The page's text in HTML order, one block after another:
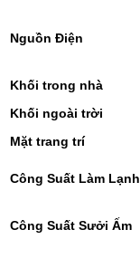
Nguồn Điện
Khối trong nhà
Khối ngoài trời
Mặt trang trí
Công Suất Làm Lạnh
Công Suất Sưởi Ấm